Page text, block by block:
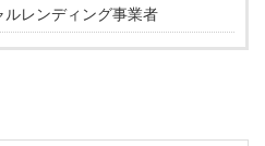
レンディング事業者